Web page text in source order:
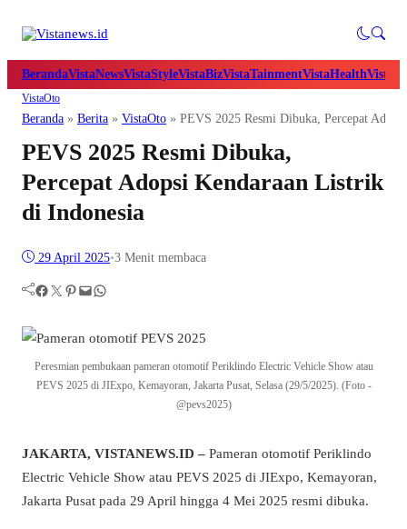
BerandaVistaNewsVistaStyleVistaBizVistaTainmentVistaHealth
VistaOto
Beranda » Berita » VistaOto » PEVS 2025 Resmi Dibuka, Percepat
PEVS 2025 Resmi Dibuka,
Percepat Adopsi Kendaraan Listrik
di Indonesia
29 April 2025•3 Menit membaca
Facebook Twitter Pinterest Mail WhatsApp
Peresmian pembukaan pameran otomotif Periklindo Electric Vehicle Show atau
PEVS 2025 di JIExpo, Kemayoran, Jakarta Pusat, Selasa (29/5/2025). (Foto -
@pevs2025)
JAKARTA, VISTANEWS.ID – Pameran otomotif Periklindo
Electric Vehicle Show atau PEVS 2025 di JIExpo, Kemayoran,
Jakarta Pusat pada 29 April hingga 4 Mei 2025 resmi dibuka.